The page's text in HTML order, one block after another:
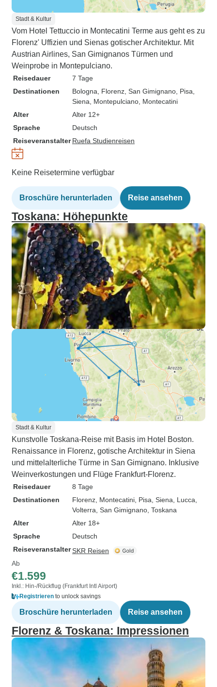
Stadt & Kultur
Vom Hotel Tettuccio in Montecatini Terme aus geht es zu
Florenz' Uffizien und Sienas gotischer Architektur. Mit
Austrian Airlines, San Gimignanos Türmen und
Weinprobe in Montepulciano.
Reisedauer
7 Tage
Destinationen
Bologna , Florenz , San Gimignano , Pisa
Siena , Montepulciano , Montecatini
Alter
Alter 12+
Sprache
Deutsch
Reiseveranstalter Ruefa Studienreisen
Keine Reisetermine verfügbar
Broschüre herunterladen Reise ansehen
Toskana: Höhepunkte
Stadt & Kultur
Kunstvolle Toskana-Reise mit Basis im Hotel Boston.
Renaissance in Florenz, gotische Architektur in Siena
und mittelalterliche Türme in San Gimignano. Inklusive
Weinverkostungen und Flüge Frankfurt-Florenz.
Reisedauer
8 Tage
Destinationen
Florenz , Montecatini , Pisa , Siena , Lucca
Volterra , San Gimignano , Toskana
Alter
Alter 18+
Sprache
Deutsch
ReiseveranstalterSKR Reisen
Ab
€1.599
Inkl.: Hin-/Rückflug (Frankfurt Intl Airport)
Registrieren to unlock savings
Broschüre herunterladen Reise ansehen
Florenz & Toskana: Impressionen